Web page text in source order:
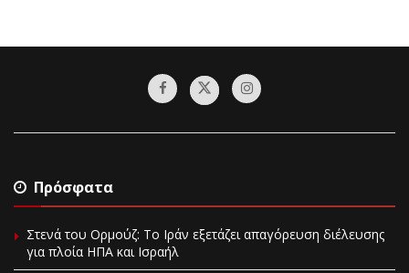
Πρόσφατα
Στενά του Ορμούζ: Το Ιράν εξετάζει απαγόρευση διέλευσης
για πλοία ΗΠΑ και Ισραήλ